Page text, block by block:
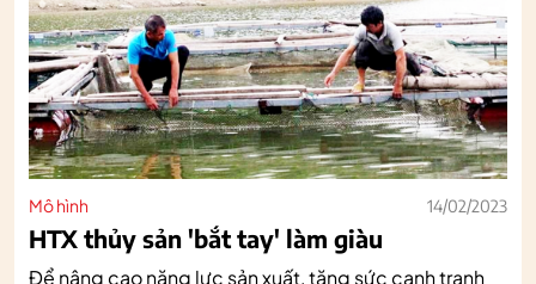
Mô hình 14/02/2023
HTX thủy sản 'bắt tay' làm giàu
Để nâng cao năng lực sản xuất, tăng sức cạnh tranh